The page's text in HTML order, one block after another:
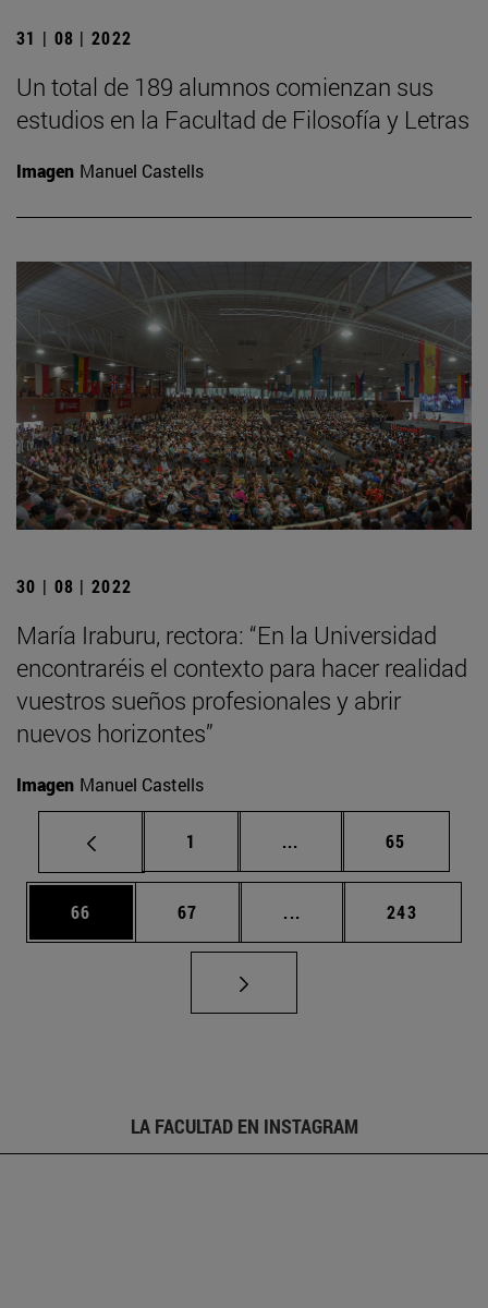
31 | 08 | 2022
Un total de 189 alumnos comienzan sus
estudios en la Facultad de Filosofía y Letras
Imagen Manuel Castells
30 | 08 | 2022
María Iraburu, rectora: “En la Universidad
encontraréis el contexto para hacer realidad
vuestros sueños profesionales y abrir
nuevos horizontes”
Imagen Manuel Castells
Página
1 ... Páginas intermedias
Página
65
Página
66 Página
67 ... Páginas intermedias
Página
243
LA FACULTAD EN INSTAGRAM